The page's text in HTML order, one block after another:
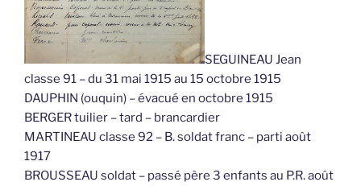
SEGUINEAU Jean
classe 91 – du 31 mai 1915 au 15 octobre 1915
DAUPHIN (ouquin) – évacué en octobre 1915
BERGER tuilier – tard – brancardier
MARTINEAU classe 92 – B. soldat franc – parti août
1917
BROUSSEAU soldat – passé père 3 enfants au P.R. août